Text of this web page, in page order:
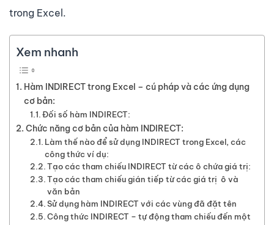
trong Excel.
Xem nhanh
Hàm INDIRECT trong Excel – cú pháp và các ứng dụng
cơ bản:
Đối số hàm INDIRECT:
Chức năng cơ bản của hàm INDIRECT:
Làm thế nào để sử dụng INDIRECT trong Excel, các
công thức ví dụ:
Tạo các tham chiếu INDIRECT từ các ô chứa giá trị:
Tạo các tham chiếu gián tiếp từ các giá trị ô và
văn bản
Sử dụng hàm INDIRECT với các vùng đã đặt tên
Công thức INDIRECT – tự động tham chiếu đến một